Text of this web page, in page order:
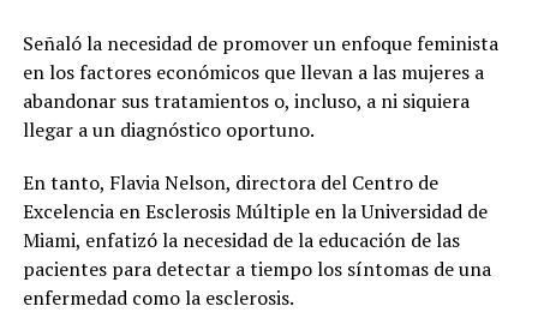
Señaló la necesidad de promover un enfoque feminista
en los factores económicos que llevan a las mujeres a
abandonar sus tratamientos o, incluso, a ni siquiera
llegar a un diagnóstico oportuno.
En tanto, Flavia Nelson, directora del Centro de
Excelencia en Esclerosis Múltiple en la Universidad de
Miami, enfatizó la necesidad de la educación de las
pacientes para detectar a tiempo los síntomas de una
enfermedad como la esclerosis.